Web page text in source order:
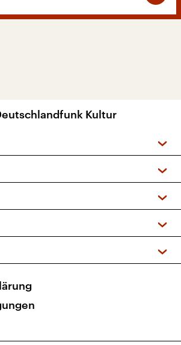
Kultur
und Podcasts
Kinderprogramm
(UKW + DAB+)